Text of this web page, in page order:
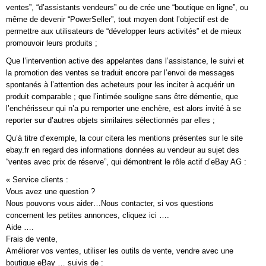
ventes”, “d’assistants vendeurs” ou de crée une “boutique en ligne”, ou
même de devenir “PowerSeller”, tout moyen dont l’objectif est de
permettre aux utilisateurs de “développer leurs activités” et de mieux
promouvoir leurs produits ;
Que l’intervention active des appelantes dans l’assistance, le suivi et
la promotion des ventes se traduit encore par l’envoi de messages
spontanés à l’attention des acheteurs pour les inciter à acquérir un
produit comparable ; que l’intimée souligne sans être démentie, que
l’enchérisseur qui n’a pu remporter une enchère, est alors invité à se
reporter sur d’autres objets similaires sélectionnés par elles ;
Qu’à titre d’exemple, la cour citera les mentions présentes sur le site
ebay.fr en regard des informations données au vendeur au sujet des
“ventes avec prix de réserve”, qui démontrent le rôle actif d’eBay AG :
« Service clients :
Vous avez une question ?
Nous pouvons vous aider…Nous contacter, si vos questions
concernent les petites annonces, cliquez ici ….
Aide ….
Frais de vente,
Améliorer vos ventes, utiliser les outils de vente, vendre avec une
boutique eBay … suivis de :